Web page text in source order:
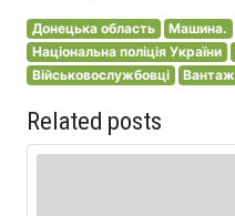
Донецька область Машина.
Національна поліція України
Військовослужбовці
Вантаж
Related posts